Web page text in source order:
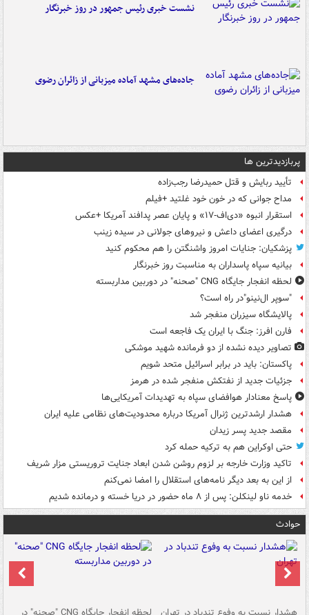
نشست خبری رئیس جمهور در روز خبرنگار
جاده‌های مشهد آماده میزبانی از زائران رضوی
پربازدیدترین ها
تأیید ربایش و قتل حمیدرضا رجب‌زاده
مداح جوانی که در خون خود غلتید +فیلم
استقرار انبوه «دی‌اف‑۱۷» و پایان عصر پدافند آمریکا +عکس
درگیری اعضای داعش و نیروهای جولانی در سیده زینب
پزشکیان: جنایات امروز واشنگتن را هم محکوم کنید
بیانیه سپاه پاسداران به مناسبت روز خبرنگار
لحظه انفجار جایگاه CNG "صحنه" در دوربین مداربسته
"سوپر ال‌نینو"در راه است؟
پالایشگاه سیزران منفجر شد
فارن افرز: جنگ با ایران یک فاجعه است
تصاویر دیده‌ نشده از دو فرمانده شهید موشکی
پاکستان: باید در برابر اسرائیل متحد شویم
جزئیات جدید از نفتکش منفجر شده در هرمز
پاسخ معنادار هوافضای سپاه به تهدیدات آمریکایی‌ها
هشدار ارشدترین ژنرال آمریکا درباره محدودیت‌های نظامی علیه ایران
مقصد جدید پسر زیدان
حتی اوکراین هم به ترکیه حمله کرد
تاکید وزارت خارجه بر لزوم روشن شدن ابعاد جنایت تروریستی مزار شریف
از این به بعد دیگر نامه‌های استقلال را امضا نمی‌کنم
خدمه ناو لینکلن: پس از ۸ ماه حضور در دریا خسته و درمانده‌ شدیم
حوادث